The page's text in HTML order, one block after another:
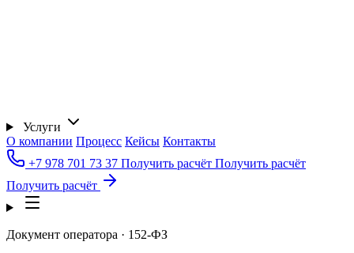
Услуги
О компании Процесс Кейсы Контакты
+7 978 701 73 37 Получить расчёт Получить расчёт
Получить расчёт
Документ оператора · 152-ФЗ